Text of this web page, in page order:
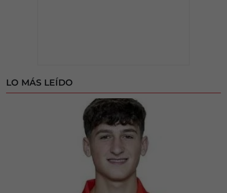
LO MÁS LEÍDO